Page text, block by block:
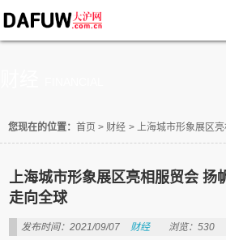
您现在的位置： 首页 > 财经 > 上海城市形象展区
上海城市形象展区亮相服贸会 扬
走向全球
发布时间：2021/09/07 财经 浏览：530